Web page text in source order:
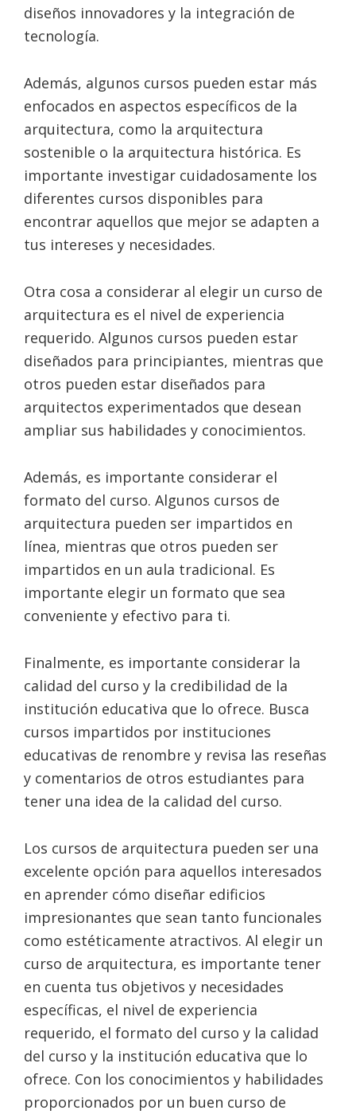
diseños innovadores y la integración de
tecnología.
Además, algunos cursos pueden estar más
enfocados en aspectos específicos de la
arquitectura, como la arquitectura
sostenible o la arquitectura histórica. Es
importante investigar cuidadosamente los
diferentes cursos disponibles para
encontrar aquellos que mejor se adapten a
tus intereses y necesidades.
Otra cosa a considerar al elegir un curso de
arquitectura es el nivel de experiencia
requerido. Algunos cursos pueden estar
diseñados para principiantes, mientras que
otros pueden estar diseñados para
arquitectos experimentados que desean
ampliar sus habilidades y conocimientos.
Además, es importante considerar el
formato del curso. Algunos cursos de
arquitectura pueden ser impartidos en
línea, mientras que otros pueden ser
impartidos en un aula tradicional. Es
importante elegir un formato que sea
conveniente y efectivo para ti.
Finalmente, es importante considerar la
calidad del curso y la credibilidad de la
institución educativa que lo ofrece. Busca
cursos impartidos por instituciones
educativas de renombre y revisa las reseñas
y comentarios de otros estudiantes para
tener una idea de la calidad del curso.
Los cursos de arquitectura pueden ser una
excelente opción para aquellos interesados
en aprender cómo diseñar edificios
impresionantes que sean tanto funcionales
como estéticamente atractivos. Al elegir un
curso de arquitectura, es importante tener
en cuenta tus objetivos y necesidades
específicas, el nivel de experiencia
requerido, el formato del curso y la calidad
del curso y la institución educativa que lo
ofrece. Con los conocimientos y habilidades
proporcionados por un buen curso de